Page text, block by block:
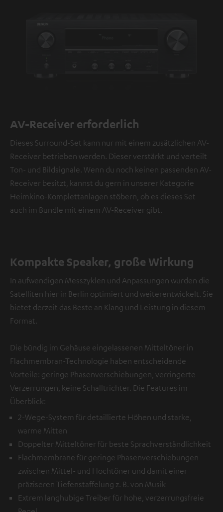
AV-Receiver erforderlich
Dieses Surround-Set kann nur mit einem zusätzlichen AV-
Receiver betrieben werden. Dieser verstärkt und verteilt
Ton- und Bildsignale. Wenn du noch keinen passenden AV-
Receiver besitzt, kannst du gern in unserer Kategorie
Heimkino-Komplettanlagen stöbern, ob es dieses Set
auch im Bundle mit einem AV-Receiver gibt.
Kompakte Speaker, große Wirkung
In aufwendigen Messzyklen und Anpassungen wurden die
Satelliten hier in Berlin optimiert und weiterentwickelt. Sie
bietet derzeit das Beste an Klang und Leistung in diesem
Format.
Die bündig im Gehäuse eingelassenen Mitteltöner in
Flachmembran-Technologie haben entscheidende
Vorteile: geringe Phasenverschiebungen, verringerte
Verzerrungen, keine Schalltrichter. Die Features im
Überblick:
2-Wege-System für detaillierte Höhen und starke,
warme Mitten
Doppelter Mitteltöner für beste Sprachverständlichkeit
Flachmembrane für geringe Phasenverschiebungen
zwischen Mittel- und Hochtöner und damit einer
präziseren Tiefenstaffelung z. B. von Musik
Extrem langhubige Treiber für hohe, verzerrungsfreie